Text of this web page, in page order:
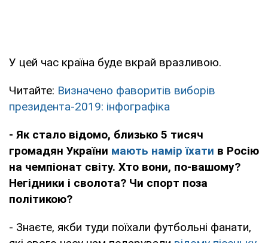
У цей час країна буде вкрай вразливою.
Читайте: Визначено фаворитів виборів
президента-2019: інфографіка
- Як стало відомо, близько 5 тисяч
громадян України мають намір їхати в Росію
на чемпіонат світу. Хто вони, по-вашому?
Негідники і сволота? Чи спорт поза
політикою?
- Знаєте, якби туди поїхали футбольні фанати,